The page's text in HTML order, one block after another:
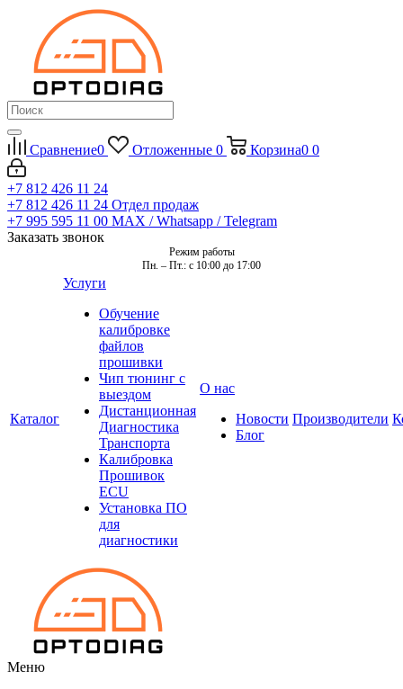
Сравнение0 Отложенные 0 Корзина0 0
+7 812 426 11 24
+7 812 426 11 24 Отдел продаж
+7 995 595 11 00 MAX / Whatsapp / Telegram
Заказать звонок
Режим работы
Пн. – Пт.: с 10:00 до 17:00
Каталог
Услуги
Обучение
калибровке
файлов
прошивки
Чип тюнинг с
выездом
Дистанционная
Диагностика
Транспорта
Калибровка
Прошивок
ECU
Установка ПО
для
диагностики
О нас
Новости
Блог
Производители
Меню